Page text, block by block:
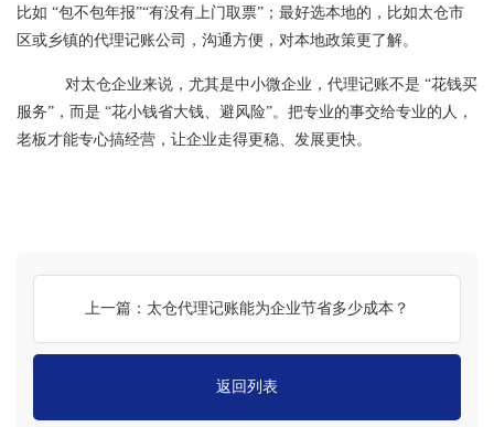
比如 “包不包年报”“有没有上门取票”；最好选本地的，比如太仓市
区或乡镇的代理记账公司，沟通方便，对本地政策更了解。
对太仓企业来说，尤其是中小微企业，代理记账不是 “花钱买
服务”，而是 “花小钱省大钱、避风险”。把专业的事交给专业的人，
老板才能专心搞经营，让企业走得更稳、发展更快。
上一篇：太仓代理记账能为企业节省多少成本？
返回列表